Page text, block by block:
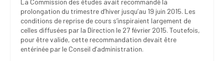
La Commission des études avait recommandé la
prolongation du trimestre d’hiver jusqu’au 19 juin 2015. Les
conditions de reprise de cours s’inspiraient largement de
celles diffusées par la Direction le 27 février 2015. Toutefois,
pour être valide, cette recommandation devait être
entérinée par le Conseil d’administration.